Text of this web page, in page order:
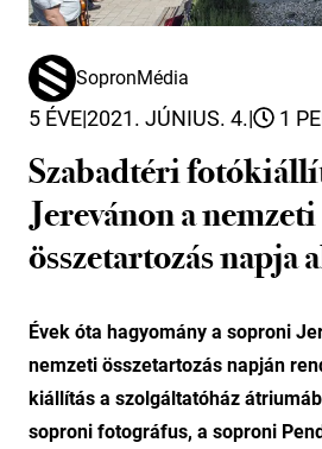
SopronMédia
5 ÉVE|2021. JÚNIUS. 4.| 1
Szabadtéri
Jerevánon a nemzeti
összetartozás napja
Évek óta hagyomány a soproni
nemzeti összetartozás napján
kiállítás a szolgáltatóház
soproni fotográfus, a soproni